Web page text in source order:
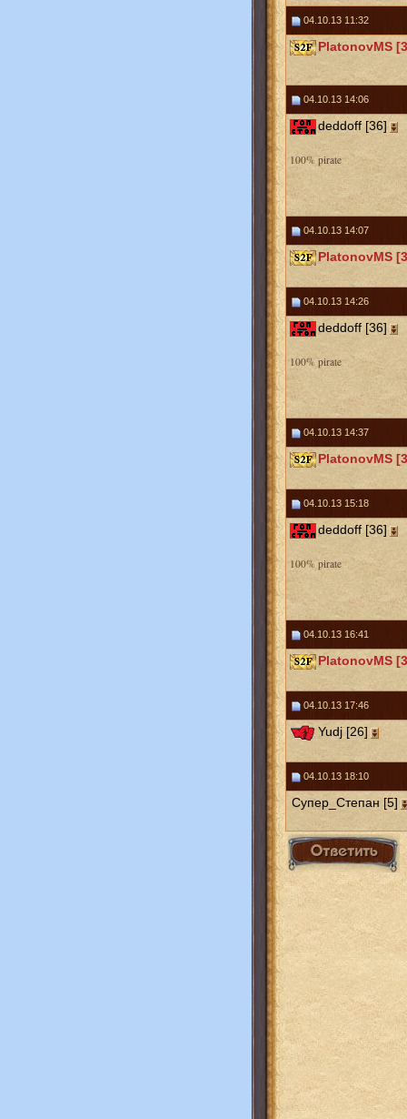
04.10.13 11:32
PlatonovMS
04.10.13 14:06
deddoff [36]
100% pirate
04.10.13 14:07
PlatonovMS
04.10.13 14:26
deddoff [36]
100% pirate
04.10.13 14:37
PlatonovMS
04.10.13 15:18
deddoff [36]
100% pirate
04.10.13 16:41
PlatonovMS
04.10.13 17:46
Yudj [26]
04.10.13 18:10
Супер_Степан [5]